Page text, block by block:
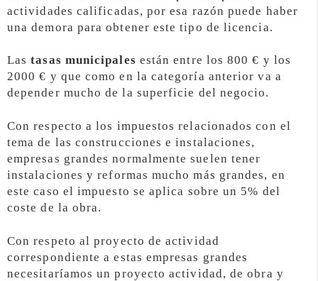
actividades calificadas, por esa razón puede haber
una demora para obtener este tipo de licencia.
Lastasas municipales están entre los 800 € y los
2000 € y que como en la categoría anterior va a
depender mucho de la superficie del negocio.
Con respecto a los impuestos relacionados con el
tema de las construcciones e instalaciones,
empresas grandes normalmente suelen tener
instalaciones y reformas mucho más grandes, en
este caso el impuesto se aplica sobre un 5% del
coste de la obra.
Con respeto al proyecto de actividad
correspondiente a estas empresas grandes
necesitaríamos un proyecto actividad, de obra y